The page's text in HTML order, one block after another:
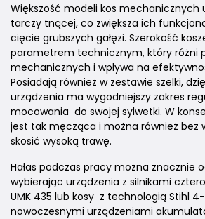
Większość modeli kos mechanicznych
tarczy tnącej, co zwiększa ich
cięcie grubszych gałęzi. Szerokość
parametrem technicznym, który różni
mechanicznych i wpływa na
Posiadają również w zestawie szelki,
urządzenia ma wygodniejszy zakres
mocowania do swojej sylwetki. W
jest tak męcząca i można również bez
skosić wysoką trawę.
Hałas podczas pracy można znacznie
wybierając urządzenia z silnikami
UMK 435 lub kosy z technologią Stihl 4-
nowoczesnymi urządzeniami